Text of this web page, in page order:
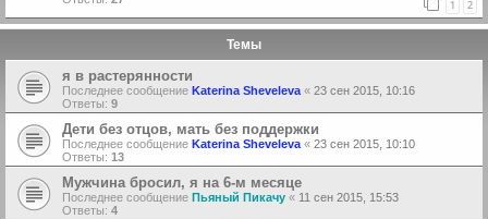
1 2
Темы
я в растерянности
Последнее сообщение Katerina Sheveleva « 23 сен 2015, 10:16
Ответы: 9
Дети без отцов, мать без поддержки
Последнее сообщение Katerina Sheveleva « 23 сен 2015, 10:10
Ответы: 13
Мужчина бросил, я на 6-м месяце
Последнее сообщение Пьяный Пикачу « 11 сен 2015, 15:53
Ответы: 4